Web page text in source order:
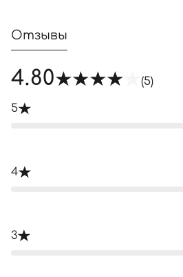
Отзывы
4.80 (5)
5
4
3